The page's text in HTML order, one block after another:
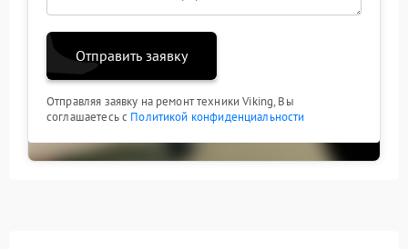
Отправить заявку
Отправляя заявку на ремонт техники Viking, Вы
соглашаетесь с Политикой конфиденциальности